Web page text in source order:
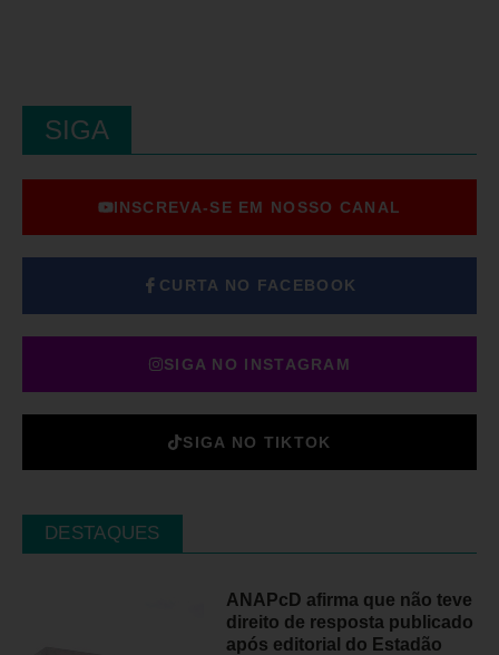
SIGA
INSCREVA-SE EM NOSSO CANAL
CURTA NO FACEBOOK
SIGA NO INSTAGRAM
SIGA NO TIKTOK
DESTAQUES
ANAPcD afirma que não teve
direito de resposta publicado
após editorial do Estadão